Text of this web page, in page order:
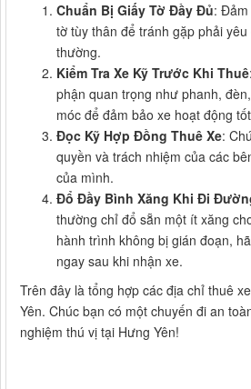
Chuẩn Bị Giấy Tờ Đầy Đủ:
tờ tùy thân để tránh gặp phải
thường.
Kiểm Tra Xe Kỹ Trước Khi Thuê
phận quan trọng như phanh,
móc để đảm bảo xe hoạt động
Đọc Kỹ Hợp Đồng Thuê Xe:
quyền và trách nhiệm của các
của mình.
Đổ Đầy Bình Xăng Khi Đi
thường chỉ đổ sẵn một ít xăng
hành trình không bị gián đoạn,
ngay sau khi nhận xe.
Trên đây là tổng hợp các địa chỉ thuê
Yên. Chúc bạn có một chuyến đi an
nghiệm thú vị tại Hưng Yên!